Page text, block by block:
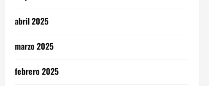
abril 2025
marzo 2025
febrero 2025